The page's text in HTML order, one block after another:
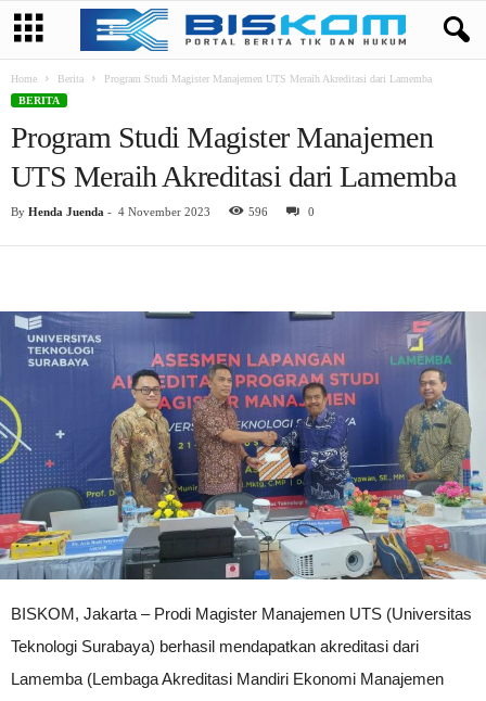
Home Berita
Program Studi Magister Manajemen UTS Meraih Akreditasi dari Lamemba
BERITA
Program Studi Magister Manajemen
UTS Meraih Akreditasi dari Lamemba
By Henda Juenda - 4 November 2023 596 0
BISKOM, Jakarta – Prodi Magister Manajemen UTS (Universitas
Teknologi Surabaya) berhasil mendapatkan akreditasi dari
Lamemba (Lembaga Akreditasi Mandiri Ekonomi Manajemen